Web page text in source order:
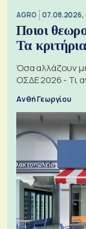
AGRO 07.08.2026,
Ποιοι
Τα κριτήρια
Όσα αλλάζουν
ΟΣΔΕ 2026 - Τι
Ανθή Γεωργίου